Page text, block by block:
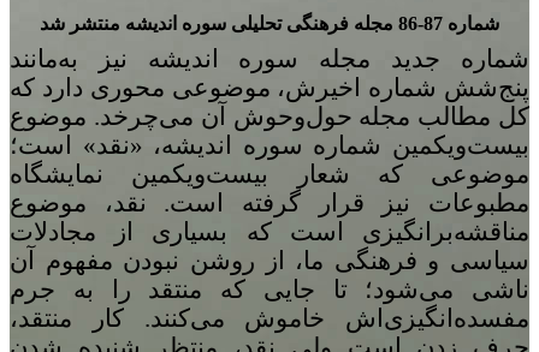
شماره 87-86 مجله‌ فرهنگی تحلیلی سوره‌ اندیشه منتشر شد
شماره‌ جدید مجله سوره اندیشه نیز به‌مانند
پنجشش شماره‌ اخیرش، موضوعی محوری دارد که
کل مطالب مجله حول‌وحوش آن می‌چرخد. موضوع
بیست‌ویکمین شماره‌ سوره‌ اندیشه، «نقد» است؛
موضوعی که شعار بیست‌ویکمین نمایشگاه
مطبوعات نیز قرار گرفته است. نقد، موضوع
مناقشه‌برانگیزی است که بسیاری از مجادلات
سیاسی و فرهنگی ما، از روشن نبودن مفهوم آن
ناشی می‌شود؛ تا جایی که منتقد را به جرم
مفسده‌انگیزی‌اش خاموش می‌کنند. کار منتقد،
حرف زدن است ولی نقد، منتظر شنیده شدن